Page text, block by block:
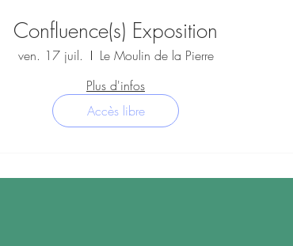
Confluence(s) Exposition
ven. 17 juil.
Le Moulin de la Pierre
Plus d'infos
Accès libre